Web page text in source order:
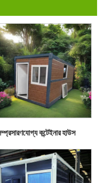
কন্টেইনার হাউস